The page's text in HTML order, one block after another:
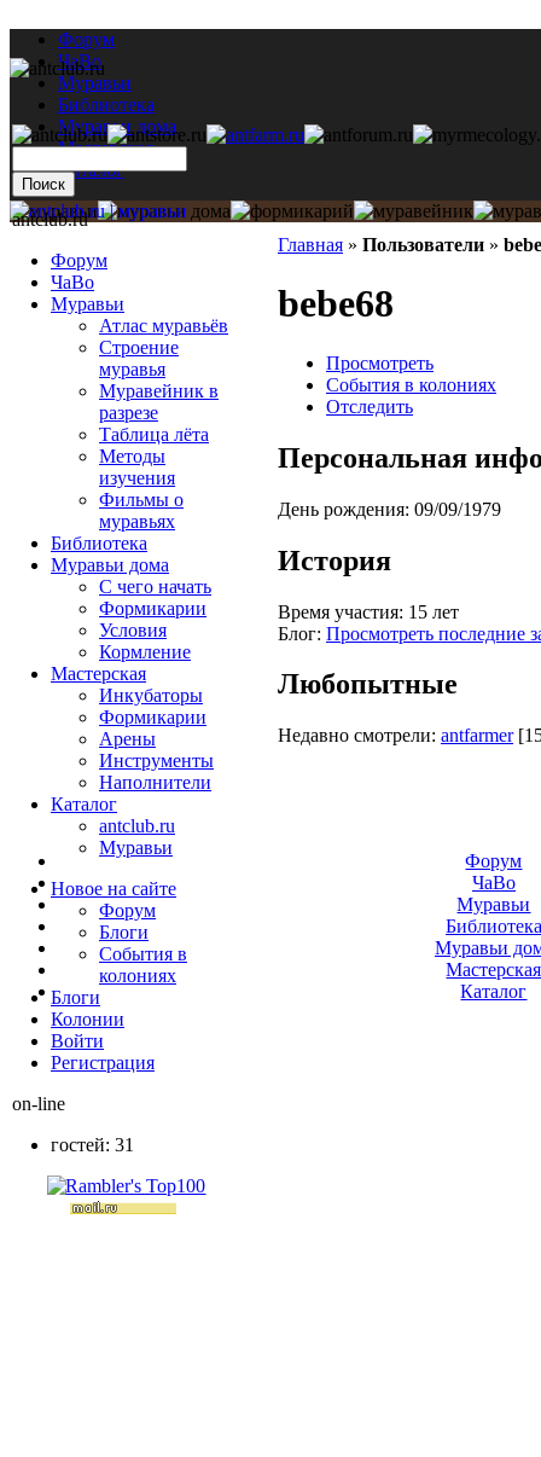
Форум
ЧаВо
Муравьи
Библиотека
Муравьи дома
Мастерская
Каталог
Главная » Пользователи »
bebe68
Просмотреть
События в колониях
Отследить
Персональная
День рождения: 09/09/1979
История
Время участия: 15 лет
Блог: Просмотреть последние
Любопытные
Недавно смотрели: antfarmer
antclub.ru
Форум
ЧаВо
Муравьи
Атлас муравьёв
Строение
муравья
Муравейник в
разрезе
Таблица лёта
Методы
изучения
Фильмы о
муравьях
Библиотека
Муравьи дома
С чего начать
Формикарии
Условия
Кормление
Мастерская
Инкубаторы
Формикарии
Арены
Инструменты
Наполнители
Каталог
antclub.ru
Муравьи
Новое на сайте
Форум
Блоги
События в
колониях
Блоги
Колонии
Войти
Peгиcтpaция
on-line
гостей: 31
Форум
ЧаВо
Муравьи
Библиотека
Муравьи
Мастерская
Каталог